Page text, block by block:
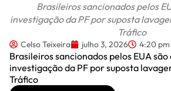
Brasileiros sancionados pelos
investigação da PF por suposta
Tráfico
Celso Teixeira julho 3, 2026 4:20 pm
Brasileiros sancionados pelos EUA são
investigação da PF por suposta
Tráfico